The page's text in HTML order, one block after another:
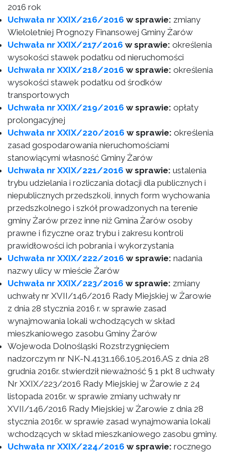
2016 rok
Uchwała nr XXIX/216/2016 w sprawie: zmiany
Wieloletniej Prognozy Finansowej Gminy Żarów
Uchwała nr XXIX/217/2016 w sprawie: określenia
wysokości stawek podatku od nieruchomości
Uchwała nr XXIX/218/2016 w sprawie: określenia
wysokości stawek podatku od środków
transportowych
Uchwała nr XXIX/219/2016 w sprawie: opłaty
prolongacyjnej
Uchwała nr XXIX/220/2016 w sprawie: określenia
zasad gospodarowania nieruchomościami
stanowiącymi własność Gminy Żarów
Uchwała nr XXIX/221/2016 w sprawie: ustalenia
trybu udzielania i rozliczania dotacji dla publicznych i
niepublicznych przedszkoli, innych form wychowania
przedszkolnego i szkół prowadzonych na terenie
gminy Żarów przez inne niż Gmina Żarów osoby
prawne i fizyczne oraz trybu i zakresu kontroli
prawidłowości ich pobrania i wykorzystania
Uchwała nr XXIX/222/2016 w sprawie: nadania
nazwy ulicy w mieście Żarów
Uchwała nr XXIX/223/2016 w sprawie: zmiany
uchwały nr XVII/146/2016 Rady Miejskiej w Żarowie
z dnia 28 stycznia 2016 r. w sprawie zasad
wynajmowania lokali wchodzących w skład
mieszkaniowego zasobu Gminy Żarów
Wojewoda Dolnośląski Rozstrzygnięciem
nadzorczym nr NK-N.4131.166.105.2016.AS z dnia 28
grudnia 2016r. stwierdził nieważność § 1 pkt 8 uchwały
Nr XXIX/223/2016 Rady Miejskiej w Żarowie z 24
listopada 2016r. w sprawie zmiany uchwały nr
XVII/146/2016 Rady Miejskiej w Żarowie z dnia 28
stycznia 2016r. w sprawie zasad wynajmowania lokali
wchodzących w skład mieszkaniowego zasobu gminy.
Uchwała nr XXIX/224/2016 w sprawie: rocznego